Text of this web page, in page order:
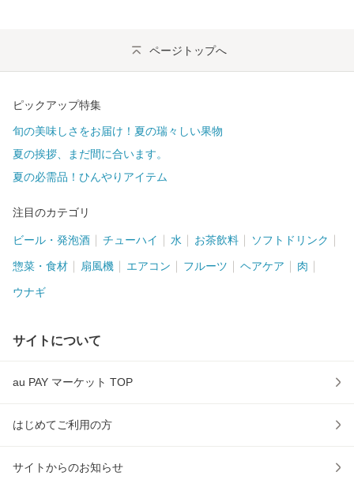
ページトップへ
ピックアップ特集
旬の美味しさをお届け！夏の瑞々しい果物
夏の挨拶、まだ間に合います。
夏の必需品！ひんやりアイテム
注目のカテゴリ
ビール・発泡酒 チューハイ 水 お茶飲料 ソフトドリンク
惣菜・食材 扇風機 エアコン フルーツ ヘアケア 肉
ウナギ
サイトについて
au PAY マーケット TOP
はじめてご利用の方
サイトからのお知らせ